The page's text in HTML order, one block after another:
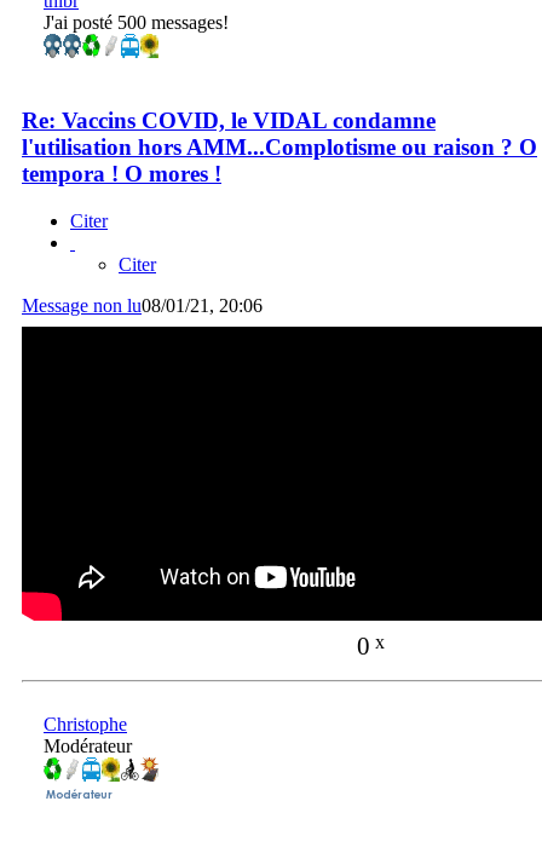
J'ai posté 500 messages!
Re: Vaccins COVID, le VIDAL condamne
l'utilisation hors AMM...Complotisme ou raison ? O
tempora ! O mores !
Citer
Citer
Message non lu08/01/21, 20:06
0 x
Christophe
Modérateur